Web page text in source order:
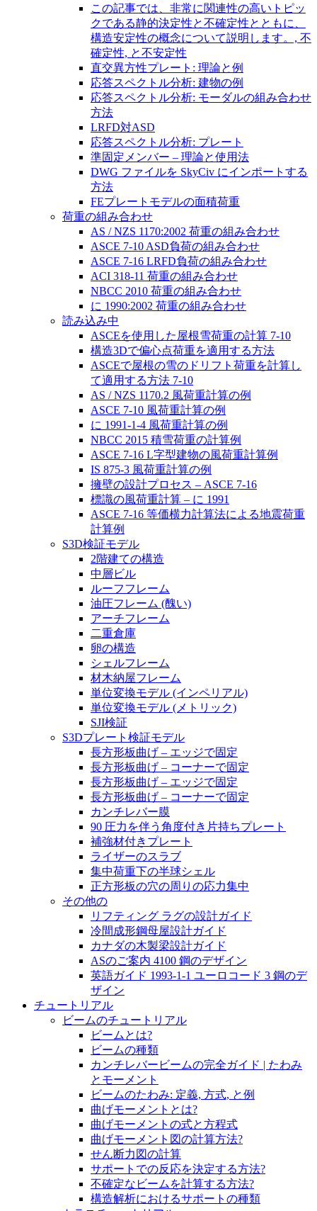
この記事では、非常に関連性の高いトピッ
クである静的決定性と不確定性とともに、
構造安定性の概念について説明します。, 不
確定性, と不安定性
直交異方性プレート: 理論と例
応答スペクトル分析: 建物の例
応答スペクトル分析: モーダルの組み合わせ
方法
LRFD対ASD
応答スペクトル分析: プレート
準固定メンバー – 理論と使用法
DWG ファイルを SkyCiv にインポートする
方法
FEプレートモデルの面積荷重
荷重の組み合わせ
AS / NZS 1170:2002 荷重の組み合わせ
ASCE 7-10 ASD負荷の組み合わせ
ASCE 7-16 LRFD負荷の組み合わせ
ACI 318-11 荷重の組み合わせ
NBCC 2010 荷重の組み合わせ
に 1990:2002 荷重の組み合わせ
読み込み中
ASCEを使用した屋根雪荷重の計算 7-10
構造3Dで偏心点荷重を適用する方法
ASCEで屋根の雪のドリフト荷重を計算し
て適用する方法 7-10
AS / NZS 1170.2 風荷重計算の例
ASCE 7-10 風荷重計算の例
に 1991-1-4 風荷重計算の例
NBCC 2015 積雪荷重の計算例
ASCE 7-16 L字型建物の風荷重計算例
IS 875-3 風荷重計算の例
擁壁の設計プロセス – ASCE 7-16
標識の風荷重計算 – に 1991
ASCE 7-16 等価横力計算法による地震荷重
計算例
S3D検証モデル
2階建ての構造
中層ビル
ルーフフレーム
油圧フレーム (醜い)
アーチフレーム
二重倉庫
卵の構造
シェルフレーム
材木納屋フレーム
単位変換モデル (インペリアル)
単位変換モデル (メトリック)
SJI検証
S3Dプレート検証モデル
長方形板曲げ – エッジで固定
長方形板曲げ – コーナーで固定
長方形板曲げ – エッジで固定
長方形板曲げ – コーナーで固定
カンチレバー膜
90 圧力を伴う角度付き片持ちプレート
補強材付きプレート
ライザーのスラブ
集中荷重下の半球シェル
正方形板の穴の周りの応力集中
その他の
リフティング ラグの設計ガイド
冷間成形鋼母屋設計ガイド
カナダの木製梁設計ガイド
ASのご案内 4100 鋼のデザイン
英語ガイド 1993-1-1 ユーロコード 3 鋼のデ
ザイン
チュートリアル
ビームのチュートリアル
ビームとは?
ビームの種類
カンチレバービームの完全ガイド | たわみ
とモーメント
ビームのたわみ: 定義, 方式, と例
曲げモーメントとは?
曲げモーメントの式と方程式
曲げモーメント図の計算方法?
せん断力図の計算
サポートでの反応を決定する方法?
不確定なビームを計算する方法?
構造解析におけるサポートの種類